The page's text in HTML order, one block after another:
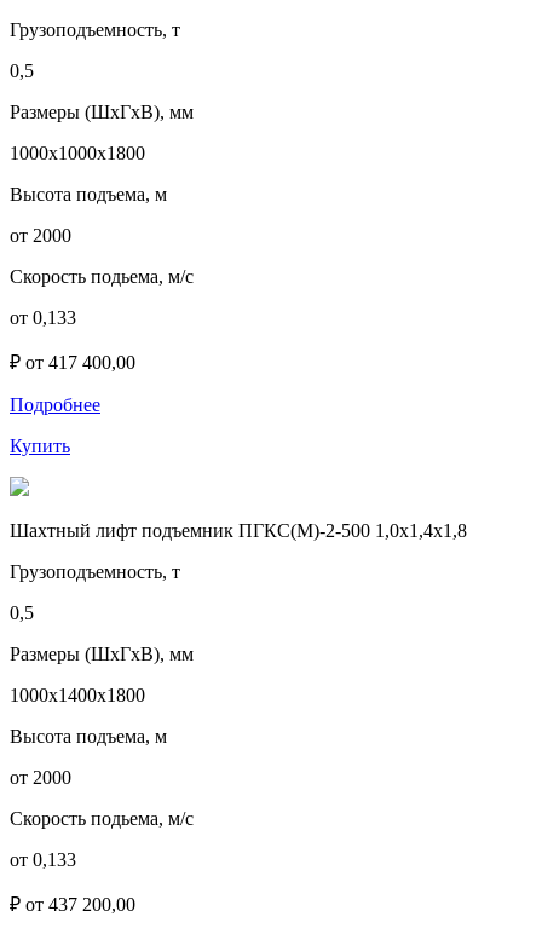
Грузоподъемность, т
0,5
Размеры (ШхГхВ), мм
1000х1000х1800
Высота подъема, м
от 2000
Скорость подьема, м/с
от 0,133
₽ от 417 400,00
Подробнее
Купить
Шахтный лифт подъемник ПГКС(М)-2-500 1,0х1,4х1,8
Грузоподъемность, т
0,5
Размеры (ШхГхВ), мм
1000х1400х1800
Высота подъема, м
от 2000
Скорость подьема, м/с
от 0,133
₽ от 437 200,00